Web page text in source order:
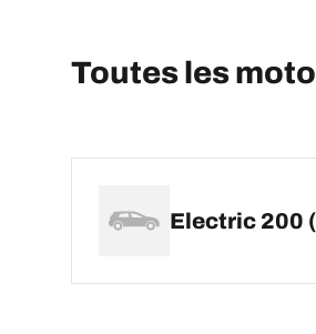
Toutes les
Electric 200